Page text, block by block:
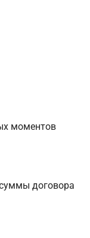
моментов
договора